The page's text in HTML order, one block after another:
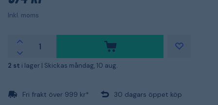
Inkl. moms
2 st i lager | Skickas måndag, 10 aug.
Fri frakt över 999 kr* 30 dagars öppet köp